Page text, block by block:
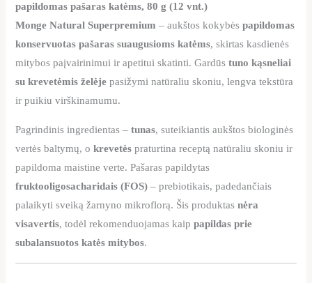
papildomas pašaras katėms, 80 g (12 vnt.)
Monge Natural Superpremium – aukštos kokybėspapildomas
konservuotas pašaras suaugusioms katėms, skirtas kasdienės
mitybos paįvairinimui ir apetitui skatinti. Gardūstuno kąsneliai
su krevetėmis želėje pasižymi natūraliu skoniu, lengva tekstūra
ir puikiu virškinamumu.
Pagrindinis ingredientas –tunas, suteikiantis aukštos biologinės
vertės baltymų, okrevetės praturtina receptą natūraliu skoniu ir
papildoma maistine verte. Pašaras papildytas
fruktooligosacharidais (FOS) – prebiotikais, padedančiais
palaikyti sveiką žarnyno mikroflorą. Šis produktasnėra
visavertis, todėl rekomenduojamas kaippapildas prie
subalansuotos katės mitybos.